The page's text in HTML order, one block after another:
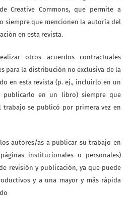
Creative Commons, que permite a
siempre que mencionen la autoría del
en esta revista.
otros acuerdos contractuales
para la distribución no exclusiva de la
en esta revista (p. ej., incluirlo en un
en un libro) siempre que
trabajo se publicó por primera vez en
autores/as a publicar su trabajo en
institucionales o personales)
revisión y publicación, ya que puede
y a una mayor y más rápida